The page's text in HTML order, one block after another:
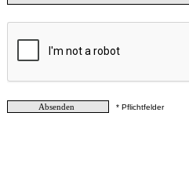
* Pflichtfelder